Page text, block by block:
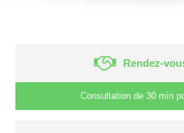
Rendez-
Consultation de 30 min